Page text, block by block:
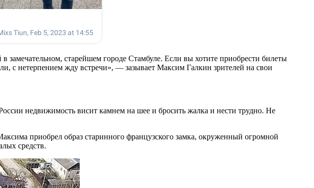
старейшем городе Стамбуле. Если вы хотите приобрести билеты
с нетерпением жду встречи», — зазывает Максим Галкин зрителей на свои
недвижимость висит камнем на шее и бросить жалка и нести трудно. Не
приобрел образ старинного французского замка, окруженный огромной
средств.